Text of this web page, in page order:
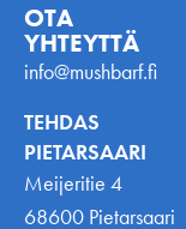
OTA
YHTEYTTÄ
info@mushbarf.fi
TEHDAS
PIETARSAARI
Meijeritie 4
68600 Pietarsaari